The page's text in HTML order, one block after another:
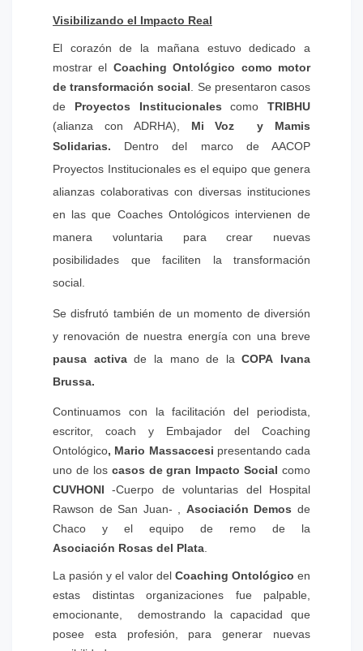
Visibilizando el Impacto Real
El corazón de la mañana estuvo dedicado a
mostrar el Coaching Ontológico como motor
de transformación social . Se presentaron casos
de Proyectos Institucionales como TRIBHU
(alianza con ADRHA), Mi Voz y Mamis
Solidarias. Dentro del marco de AACOP
Proyectos Institucionales es el equipo que genera
alianzas colaborativas con diversas instituciones
en las que Coaches Ontológicos intervienen de
manera voluntaria para crear nuevas
posibilidades que faciliten la transformación
social.
Se disfrutó también de un momento de diversión
y renovación de nuestra energía con una breve
pausa activade la mano de laCOPA Ivana
Brussa.
Continuamos con la facilitación del periodista,
escritor, coach y Embajador del Coaching
Ontológico, Mario Massaccesi presentando cada
uno de los casos de gran Impacto Social como
CUVHONI-Cuerpo de voluntarias del Hospital
Rawson de San Juan- , Asociación Demos de
Chaco y el equipo de remo de la
Asociación Rosas del Plata
La pasión y el valor del Coaching Ontológico en
estas distintas organizaciones fue palpable,
emocionante, demostrando la capacidad que
posee esta profesión, para generar nuevas